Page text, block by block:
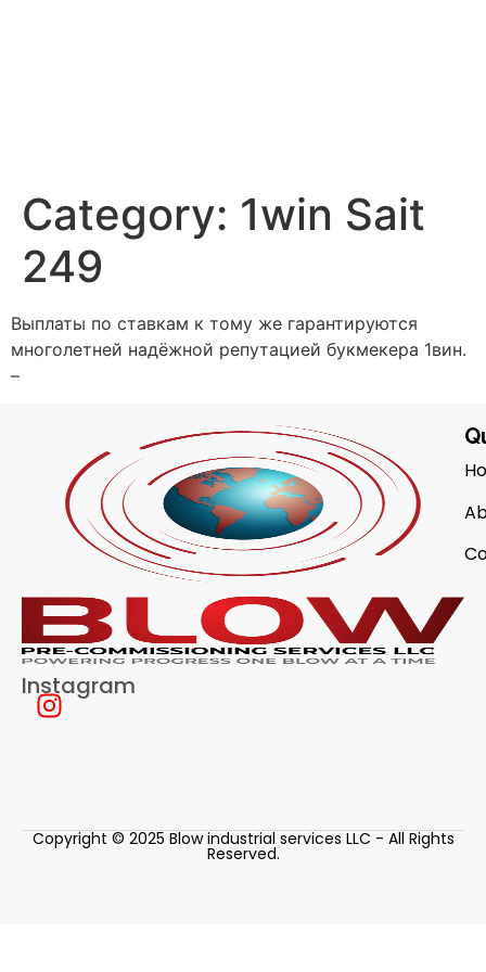
Category: 1win Sait
249
Выплаты по ставкам к тому же гарантируются
многолетней надёжной репутацией букмекера 1вин.
–
Instagram
Copyright © 2025 Blow industrial services LLC - All Rights
Reserved.